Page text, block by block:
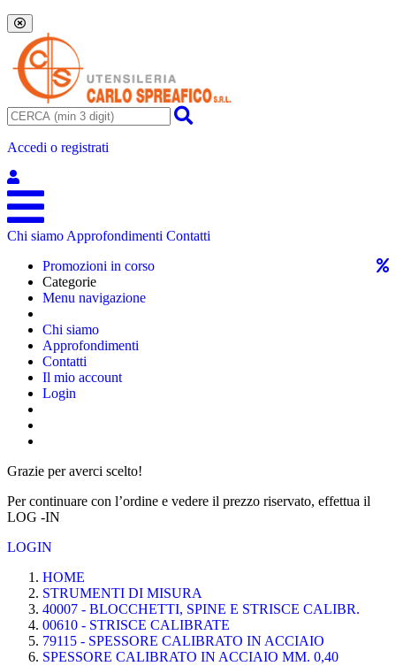
Accedi o registrati
Chi siamo Approfondimenti Contatti
Promozioni in corso
Categorie
Menu navigazione
Chi siamo
Approfondimenti
Contatti
Il mio account
Login
Grazie per averci scelto!
Per continuare con l’ordine e vedere il prezzo riservato, effettua il
LOG -IN
LOGIN
HOME
STRUMENTI DI MISURA
40007 - BLOCCHETTI, SPINE E STRISCE CALIBR.
00610 - STRISCE CALIBRATE
79115 - SPESSORE CALIBRATO IN ACCIAIO
SPESSORE CALIBRATO IN ACCIAIO MM. 0,40